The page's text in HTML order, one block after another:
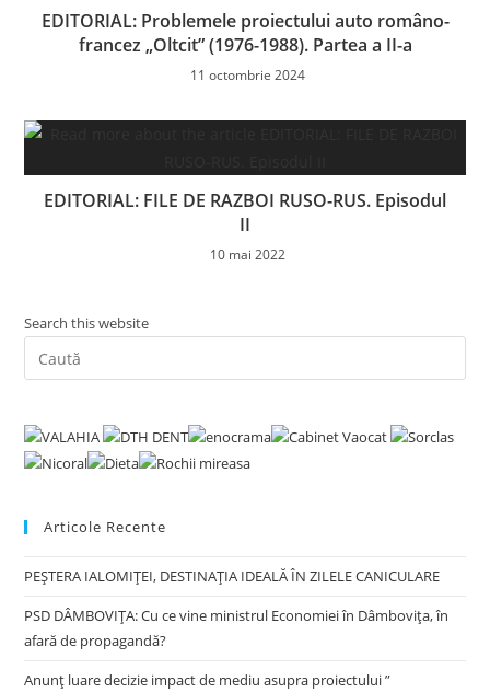
EDITORIAL: Problemele proiectului auto româno-
francez „Oltcit” (1976-1988). Partea a II-a
11 octombrie 2024
EDITORIAL: FILE DE RAZBOI RUSO-RUS. Episodul
II
10 mai 2022
Search this website
Articole Recente
PEȘTERA IALOMIȚEI, DESTINAȚIA IDEALĂ ÎN ZILELE CANICULARE
PSD DÂMBOVIȚA: Cu ce vine ministrul Economiei în Dâmbovița, în
afară de propagandă?
Anunț luare decizie impact de mediu asupra proiectului ”